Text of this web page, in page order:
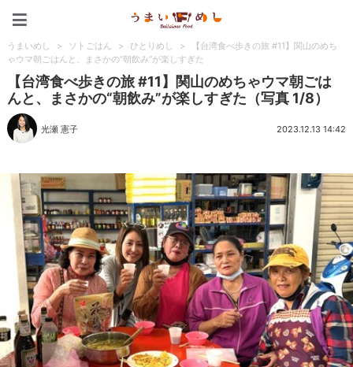
うまいめし > ソトごはん > ひとりめし >
【台湾食べ歩きの旅 #11】関山のめち
ゃウマ朝ごはんと、まさかの“朝飲み”が楽しすぎた
【台湾食べ歩きの旅 #11】関山のめちゃウマ朝ごは
んと、まさかの“朝飲み”が楽しすぎた（写真 1/8）
光瀬 憲子 2023.12.13 14:42